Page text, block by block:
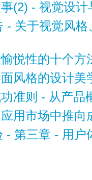
(2) - 视觉设计
- 关于视觉风
悦性的十个方
风格的设计美
准则 - 从产品
用市场中推向
- 第三章 - 用户